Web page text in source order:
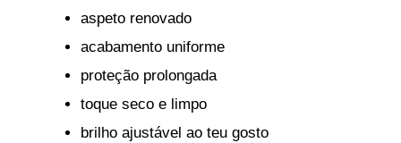
aspeto renovado
acabamento uniforme
proteção prolongada
toque seco e limpo
brilho ajustável ao teu gosto